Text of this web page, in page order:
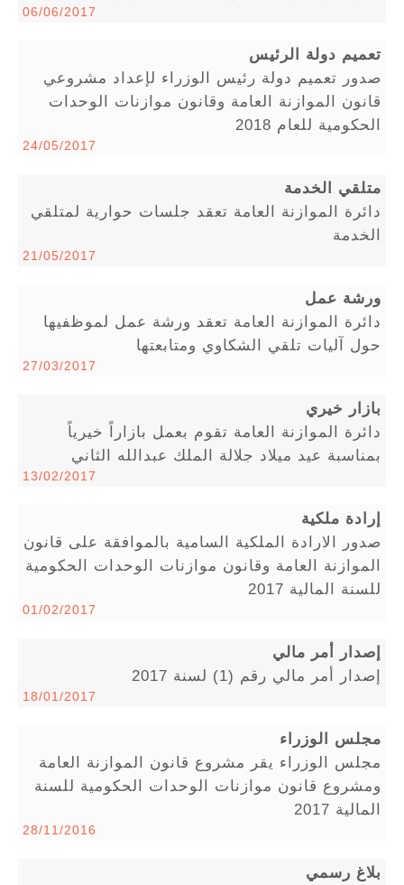
06/06/2017
تعميم دولة الرئيس
صدور تعميم دولة رئيس الوزراء لإعداد مشروعي
قانون الموازنة العامة وقانون موازنات الوحدات
الحكومية للعام 2018
24/05/2017
متلقي الخدمة
دائرة الموازنة العامة تعقد جلسات حوارية لمتلقي
الخدمة
21/05/2017
ورشة عمل
دائرة الموازنة العامة تعقد ورشة عمل لموظفيها
حول آليات تلقي الشكاوي ومتابعتها
27/03/2017
بازار خيري
دائرة الموازنة العامة تقوم بعمل بازاراً خيرياً
بمناسبة عيد ميلاد جلالة الملك عبدالله الثاني
13/02/2017
إرادة ملكية
صدور الارادة الملكية السامية بالموافقة على قانون
الموازنة العامة وقانون موازنات الوحدات الحكومية
للسنة المالية 2017
01/02/2017
إصدار أمر مالي
إصدار أمر مالي رقم (1) لسنة 2017
18/01/2017
مجلس الوزراء
مجلس الوزراء يقر مشروع قانون الموازنة العامة
ومشروع قانون موازنات الوحدات الحكومية للسنة
المالية 2017
28/11/2016
بلاغ رسمي